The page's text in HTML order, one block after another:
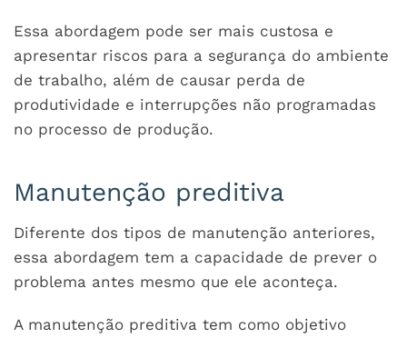
Essa abordagem pode ser mais custosa e
apresentar riscos para a segurança do ambiente
de trabalho, além de causar perda de
produtividade e interrupções não programadas
no processo de produção.
Manutenção preditiva
Diferente dos tipos de manutenção anteriores,
essa abordagem tem a capacidade de prever o
problema antes mesmo que ele aconteça.
A manutenção preditiva tem como objetivo